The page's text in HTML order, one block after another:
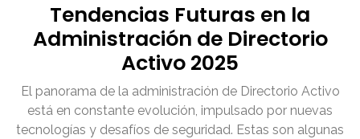
Tendencias Futuras en la
Administración de Directorio
Activo 2025
El panorama de la administración de Directorio Activo
está en constante evolución, impulsado por nuevas
tecnologías y desafíos de seguridad. Estas son algunas